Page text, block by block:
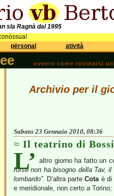
sla Ragnà dal 1995
përsonal atività
ovvero come rovinarsi
Archivio per il
Sabato 23 Gennaio 2010, 08:36
Il teatrino di
L’ altro giorno ha fatto un
forse non ha bisogno della Tav,
lombardo”. D’altra parteCotaè di
e meridionale, non certo a